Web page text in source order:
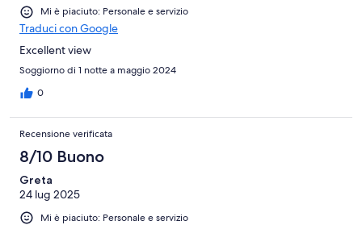
Mi è piaciuto: Personale e servizio
Traduci con Google
Excellent view
Soggiorno di 1 notte a maggio 2024
0
Recensione verificata
8/10 Buono
Greta
24 lug 2025
Mi è piaciuto: Personale e servizio